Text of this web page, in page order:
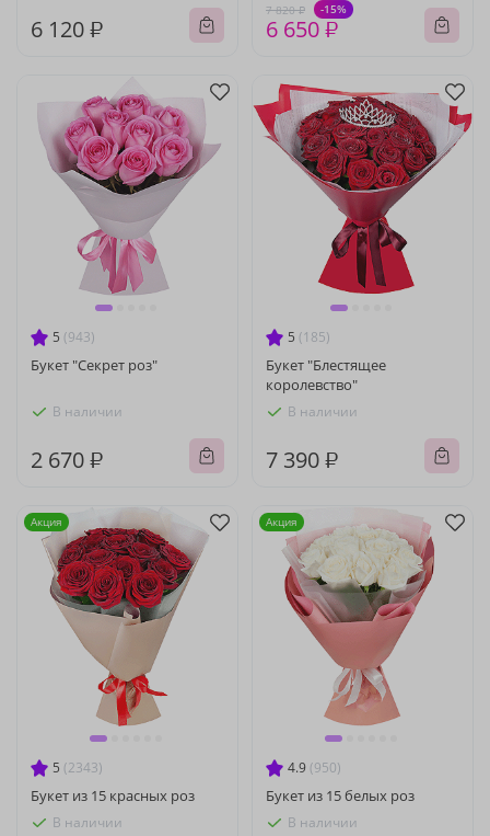
6 120 ₽
7 820 ₽ -15%
6 650 ₽
5 (943)
Букет "Секрет роз"
В наличии
2 670 ₽
5 (185)
Букет "Блестящее
королевство"
В наличии
7 390 ₽
5 (2343)
Букет из 15 красных роз
В наличии
Акция
4.9 (950)
Букет из 15 белых роз
В наличии
Акция